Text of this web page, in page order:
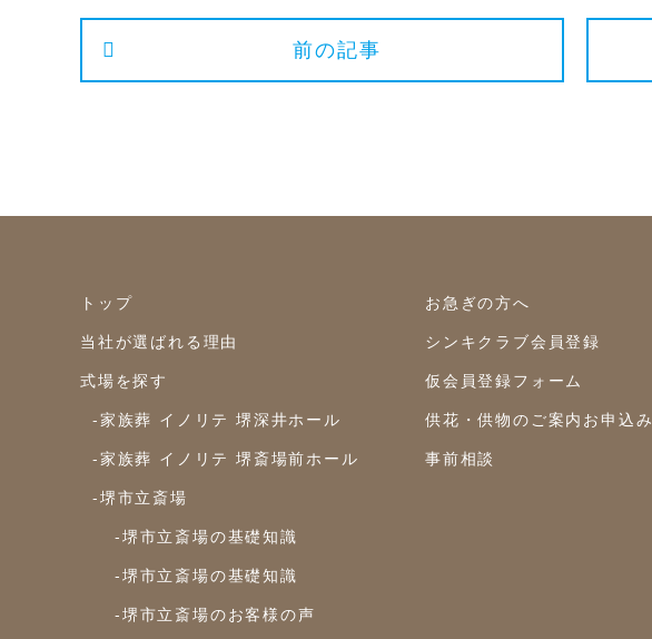
前の記事
トップ
当社が選ばれる理由
式場を探す
-家族葬 イノリテ 堺深井ホール
-家族葬 イノリテ 堺斎場前ホール
-堺市立斎場
-堺市立斎場の基礎知識
-堺市立斎場の基礎知識
-堺市立斎場のお客様の声
お急ぎの方へ
シンキクラブ会員登録
仮会員登録フォーム
供花・供物のご案内お申込み
事前相談